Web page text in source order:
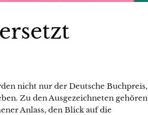
nicht nur der Deutsche Buchpreis,
Zu den Ausgezeichneten gehören
Anlass, den Blick auf die